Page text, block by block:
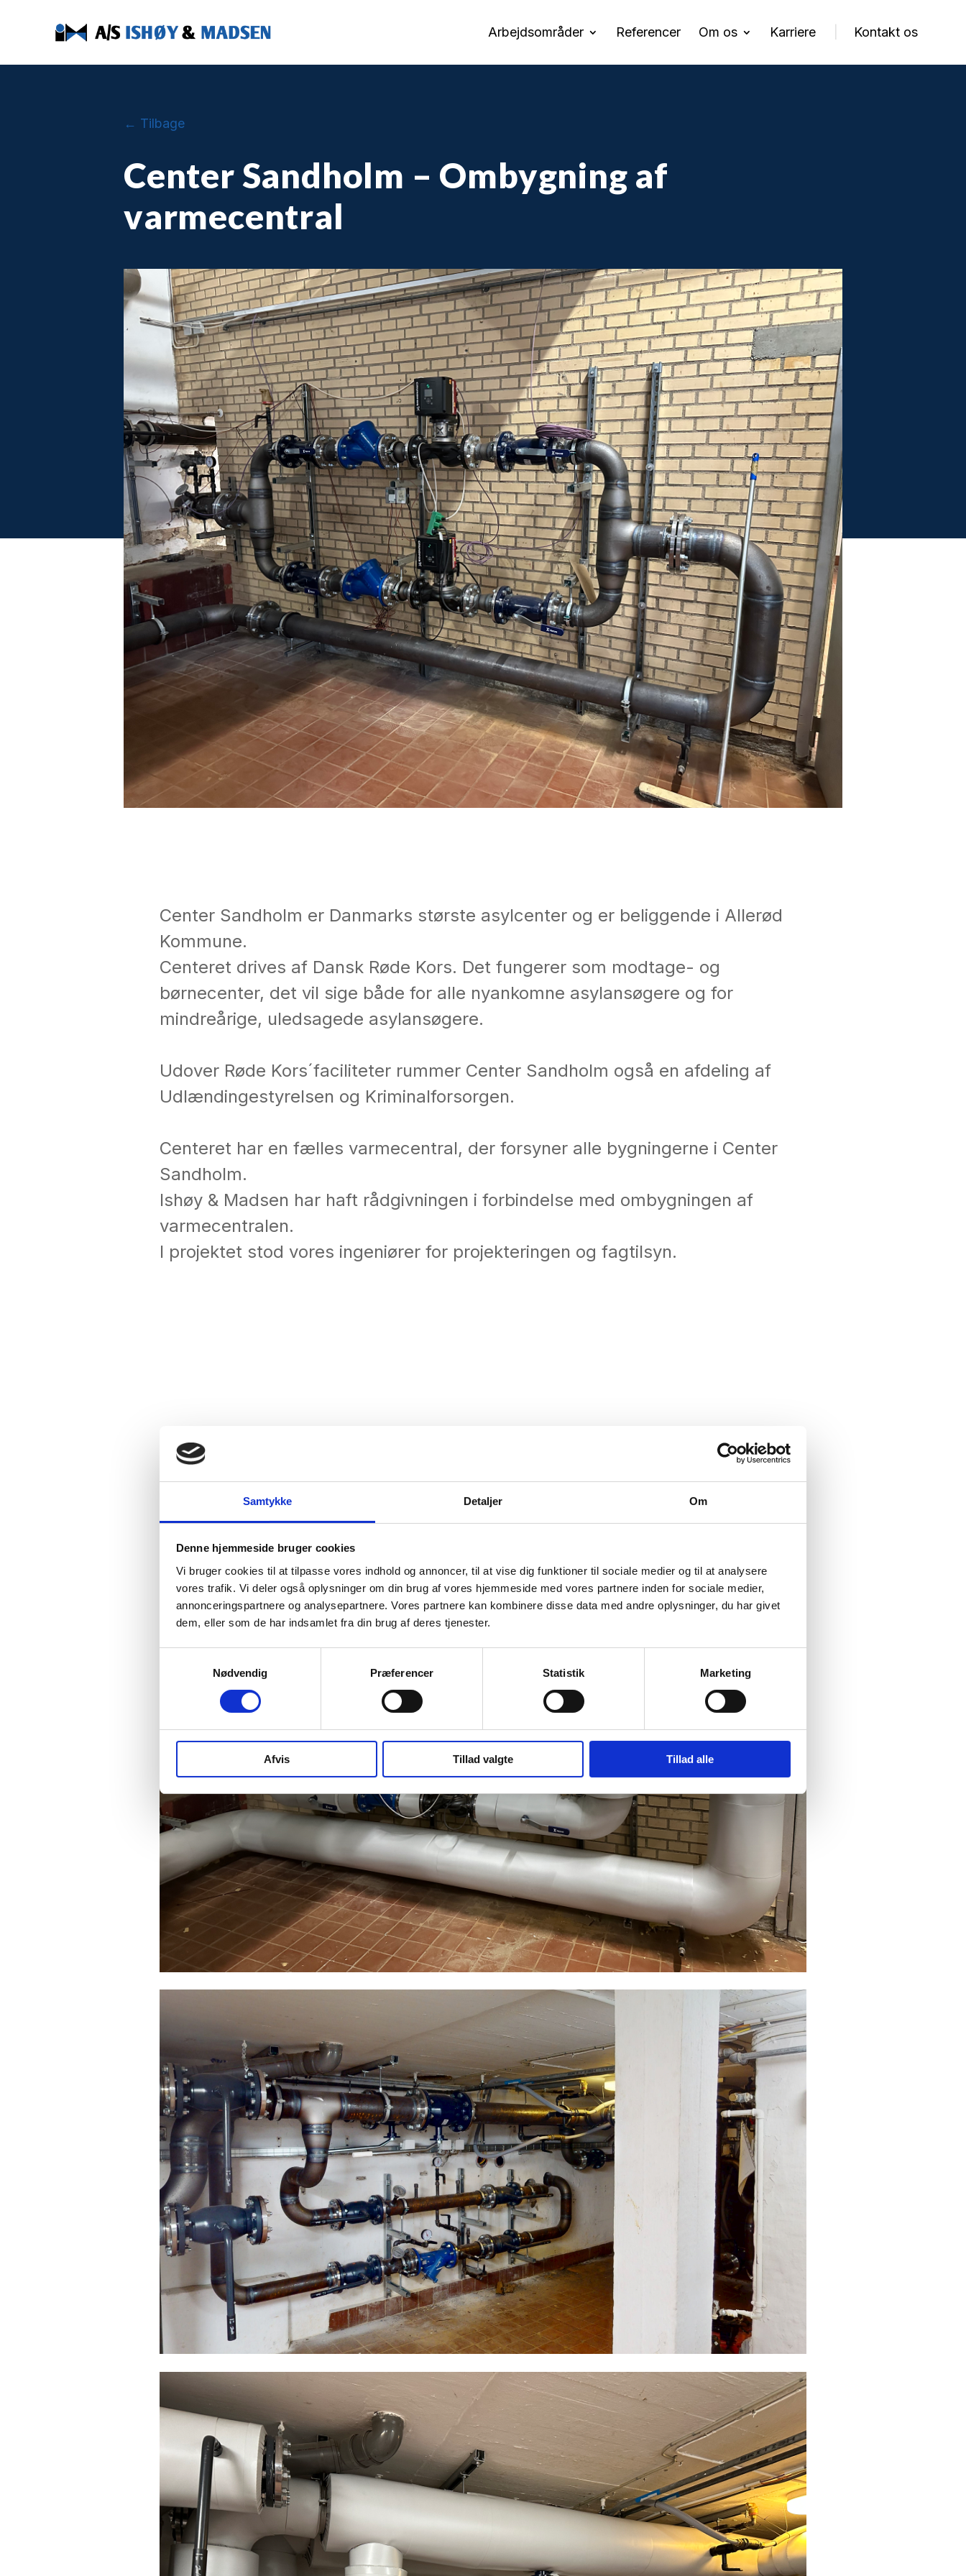
Samtykke Detaljer Om
Denne hjemmeside bruger cookies
Vi bruger cookies til at tilpasse vores indhold og annoncer, til at vise dig funktioner til sociale medier og til at analysere
vores trafik. Vi deler også oplysninger om din brug af vores hjemmeside med vores partnere inden for sociale medier,
annonceringspartnere og analysepartnere. Vores partnere kan kombinere disse data med andre oplysninger, du har givet
dem, eller som de har indsamlet fra din brug af deres tjenester.
v
a
l
Nødvendig Præferencer Statistik Marketing
Afvis Tillad valgte Tillad alle
Arbejdsområder Referencer Om os Karriere Kontakt os
← Tilbage
Center Sandholm – Ombygning af
varmecentral
Center Sandholm er Danmarks største asylcenter og er beliggende i Allerød
Kommune.
Centeret drives af Dansk Røde Kors. Det fungerer som modtage- og
børnecenter, det vil sige både for alle nyankomne asylansøgere og for
mindreårige, uledsagede asylansøgere.
Udover Røde Kors´faciliteter rummer Center Sandholm også en afdeling af
Udlændingestyrelsen og Kriminalforsorgen.
Centeret har en fælles varmecentral, der forsyner alle bygningerne i Center
Sandholm.
Ishøy & Madsen har haft rådgivningen i forbindelse med ombygningen af
varmecentralen.
I projektet stod vores ingeniører for projekteringen og fagtilsyn.